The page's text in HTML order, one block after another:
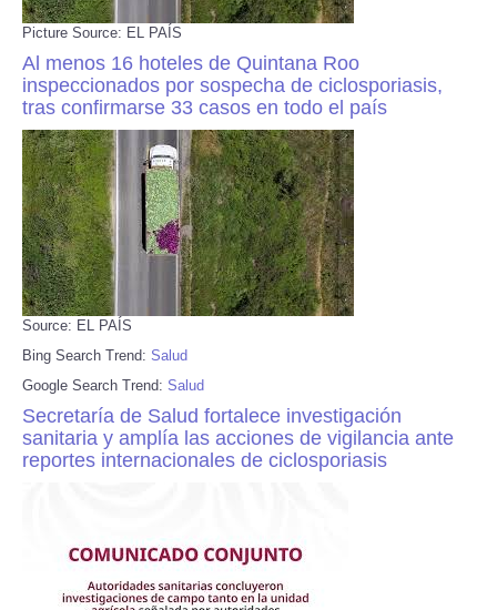
Picture Source: EL PAÍS
Al menos 16 hoteles de Quintana Roo
inspeccionados por sospecha de ciclosporiasis,
tras confirmarse 33 casos en todo el país
Source: EL PAÍS
Bing Search Trend: Salud
Google Search Trend: Salud
Secretaría de Salud fortalece investigación
sanitaria y amplía las acciones de vigilancia ante
reportes internacionales de ciclosporiasis